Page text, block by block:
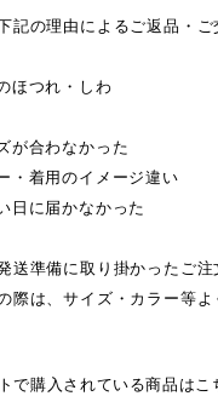
記の理由によるご返品・
ほつれ・しわ
が合わなかった
・着用のイメージ違い
日に届かなかった
送準備に取り掛かったご
際は、サイズ・カラー等
で購入されている商品は